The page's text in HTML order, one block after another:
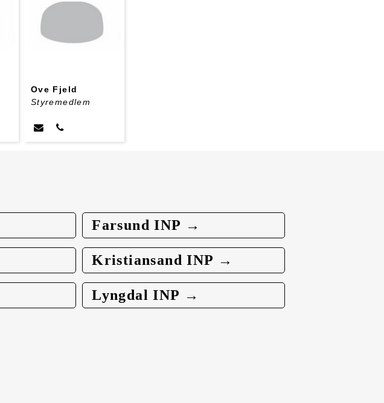
Ove Fjeld
Styremedlem
Farsund INP →
Kristiansand INP →
Lyngdal INP →